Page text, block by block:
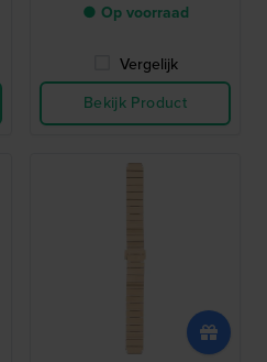
● Op voorraad
Vergelijk
Bekijk Product